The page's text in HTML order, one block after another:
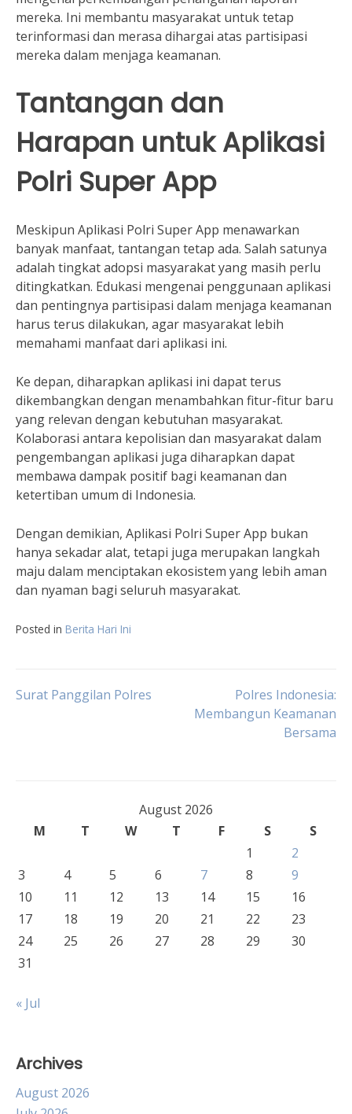
mereka. Ini membantu masyarakat untuk tetap
terinformasi dan merasa dihargai atas partisipasi
mereka dalam menjaga keamanan.
Tantangan dan
Harapan untuk Aplikasi
Polri Super App
Meskipun Aplikasi Polri Super App menawarkan
banyak manfaat, tantangan tetap ada. Salah satunya
adalah tingkat adopsi masyarakat yang masih perlu
ditingkatkan. Edukasi mengenai penggunaan aplikasi
dan pentingnya partisipasi dalam menjaga keamanan
harus terus dilakukan, agar masyarakat lebih
memahami manfaat dari aplikasi ini.
Ke depan, diharapkan aplikasi ini dapat terus
dikembangkan dengan menambahkan fitur-fitur baru
yang relevan dengan kebutuhan masyarakat.
Kolaborasi antara kepolisian dan masyarakat dalam
pengembangan aplikasi juga diharapkan dapat
membawa dampak positif bagi keamanan dan
ketertiban umum di Indonesia.
Dengan demikian, Aplikasi Polri Super App bukan
hanya sekadar alat, tetapi juga merupakan langkah
maju dalam menciptakan ekosistem yang lebih aman
dan nyaman bagi seluruh masyarakat.
Posted in Berita Hari Ini
Post
Surat Panggilan Polres
Polres Indonesia:
Membangun Keamanan
Bersama
August 2026
M
T W T F S
S
1
2
3
4 5 6 7 8
9
10
11 12 13 14 15
16
17
18 19 20 21 22
23
24
25 26 27 28 29
30
31
« Jul
Archives
August 2026